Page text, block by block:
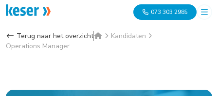
073 303 2985
Terug naar het overzicht
Kandidaten
Operations Manager